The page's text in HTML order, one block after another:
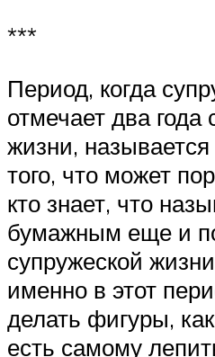
***
Период, когда
отмечает два года
жизни,
того, что может
кто знает, что
бумажным еще и
супружеской
именно в этот
делать фигуры,
есть самому